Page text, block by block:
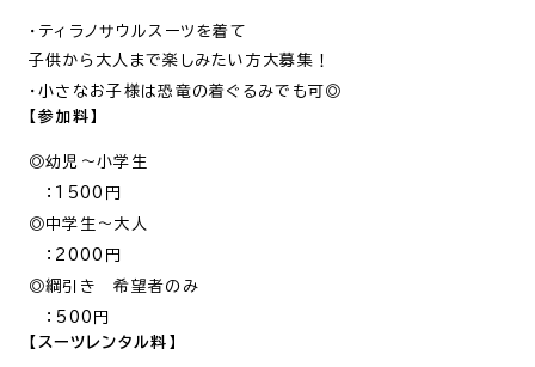
・ティラノサウルスーツを着て
子供から大人まで楽しみたい方大募集！
・小さなお子様は恐竜の着ぐるみでも可◎
【参加料】
◎幼児～小学生
：1500円
◎中学生～大人
：2000円
◎綱引き 希望者のみ
：500円
【スーツレンタル料】